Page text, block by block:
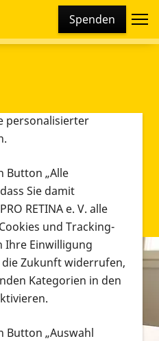
Spenden
Cookies und
Cookies und
personalisierter
Button „Alle
Sie damit
RETINA e. V. alle
und Tracking-
Ihre Einwilligung
Zukunft widerrufen,
Kategorien in den
Button „Auswahl